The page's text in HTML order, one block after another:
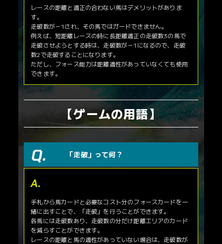
レースの距離と適正の合わない馬はデメリットがありま
す。
走破数が－1され、その馬ではガードできません。
例えば、短距離レースの時に長距離適正の走破数3の馬で
走破させようとする時は、走破数が－1になるので、走破
数2で走破することになります。
ただし、フォース能力は距離適性があっていなくても使用
できます。
【ゲームの用語】
「走破」って何？
手札から馬カードと必要なコスト分のフォースカードを一
緒に出すことで、「走破」を行うことができます。
各馬には走破数あり、走破数の分だけ距離エリアのカード
を減らすことができます。
レースの距離と馬の適性があっていない場合は、走破数が